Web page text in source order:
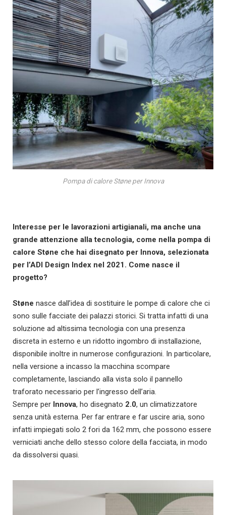
Pompa di calore Støne per Innova
Interesse per le lavorazioni artigianali, ma anche una
grande attenzione alla tecnologia, come nella pompa di
calore Støne che hai disegnato per Innova, selezionata
per l’ADI Design Index nel 2021. Come nasce il
progetto?
Støne nasce dall’idea di sostituire le pompe di calore che ci
sono sulle facciate dei palazzi storici. Si tratta infatti di una
soluzione ad altissima tecnologia con una presenza
discreta in esterno e un ridotto ingombro di installazione,
disponibile inoltre in numerose configurazioni. In particolare,
nella versione a incasso la macchina scompare
completamente, lasciando alla vista solo il pannello
traforato necessario per l’ingresso dell’aria.
Sempre per Innova, ho disegnato 2.0, un climatizzatore
senza unità esterna. Per far entrare e far uscire aria, sono
infatti impiegati solo 2 fori da 162 mm, che possono essere
verniciati anche dello stesso colore della facciata, in modo
da dissolversi quasi.